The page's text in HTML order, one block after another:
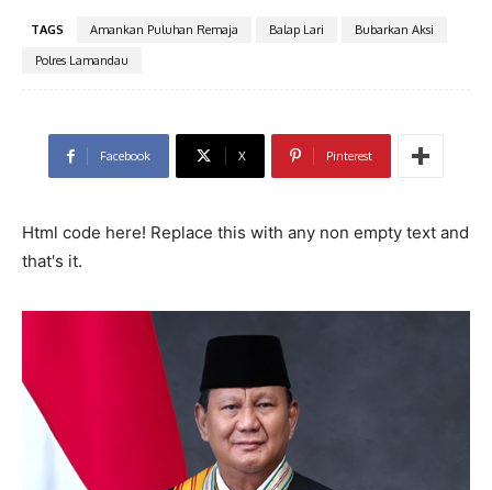
TAGS Amankan Puluhan Remaja Balap Lari
Bubarkan Aksi
Polres Lamandau
Facebook X Pinterest
Html code here! Replace this with any non empty text and
that's it.